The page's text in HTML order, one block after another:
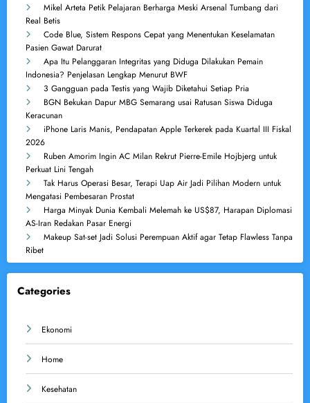
Mikel Arteta Petik Pelajaran Berharga Meski Arsenal Tumbang dari
Real Betis
Code Blue, Sistem Respons Cepat yang Menentukan Keselamatan
Pasien Gawat Darurat
Apa Itu Pelanggaran Integritas yang Diduga Dilakukan Pemain
Indonesia? Penjelasan Lengkap Menurut BWF
3 Gangguan pada Testis yang Wajib Diketahui Setiap Pria
BGN Bekukan Dapur MBG Semarang usai Ratusan Siswa Diduga
Keracunan
iPhone Laris Manis, Pendapatan Apple Terkerek pada Kuartal III Fiskal
2026
Ruben Amorim Ingin AC Milan Rekrut Pierre-Emile Hojbjerg untuk
Perkuat Lini Tengah
Tak Harus Operasi Besar, Terapi Uap Air Jadi Pilihan Modern untuk
Mengatasi Pembesaran Prostat
Harga Minyak Dunia Kembali Melemah ke US$87, Harapan Diplomasi
AS-Iran Redakan Pasar Energi
Makeup Sat-set Jadi Solusi Perempuan Aktif agar Tetap Flawless Tanpa
Ribet
Categories
Ekonomi
Home
Kesehatan